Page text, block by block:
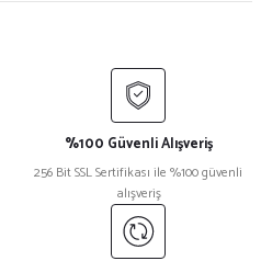
%100 Güvenli Alışveriş
256 Bit SSL Sertifikası ile %100 güvenli
alışveriş